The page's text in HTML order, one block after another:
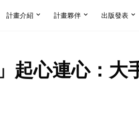
計畫介紹 計畫夥伴 出版發表
起心連心：大